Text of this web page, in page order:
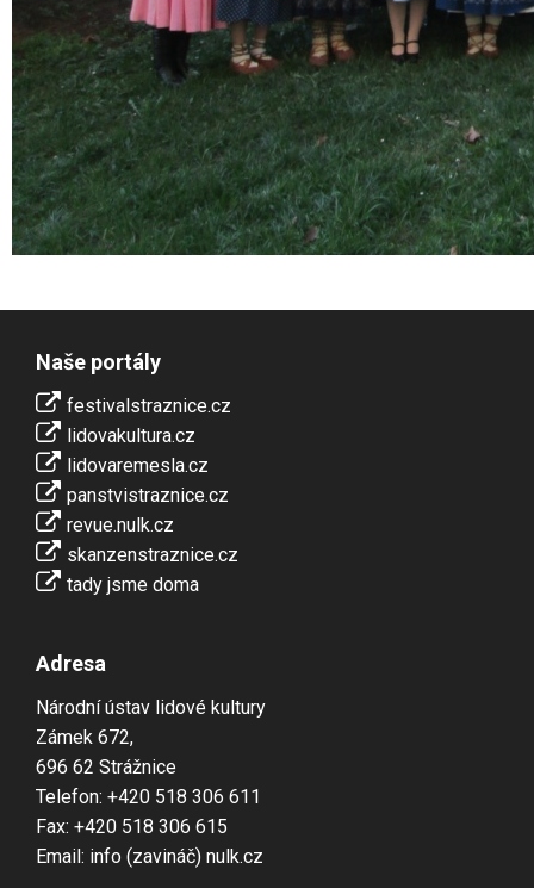
Naše portály
festivalstraznice.cz
lidovakultura.cz
lidovaremesla.cz
panstvistraznice.cz
revue.nulk.cz
skanzenstraznice.cz
tady jsme doma
Adresa
Národní ústav lidové kultury
Zámek 672,
696 62 Strážnice
Telefon: +420 518 306 611
Fax: +420 518 306 615
Email: info (zavináč) nulk.cz